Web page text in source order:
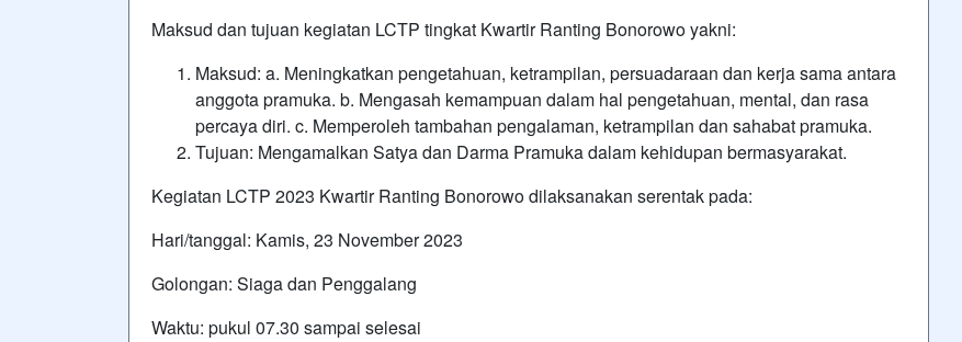
Maksud dan tujuan kegiatan LCTP tingkat Kwartir Ranting Bonorowo yakni:
Maksud: a. Meningkatkan pengetahuan, ketrampilan, persuadaraan dan kerja sama antara
anggota pramuka. b. Mengasah kemampuan dalam hal pengetahuan, mental, dan rasa
percaya diri. c. Memperoleh tambahan pengalaman, ketrampilan dan sahabat pramuka.
Tujuan: Mengamalkan Satya dan Darma Pramuka dalam kehidupan bermasyarakat.
Kegiatan LCTP 2023 Kwartir Ranting Bonorowo dilaksanakan serentak pada:
Hari/tanggal: Kamis, 23 November 2023
Golongan: Siaga dan Penggalang
Waktu: pukul 07.30 sampai selesai